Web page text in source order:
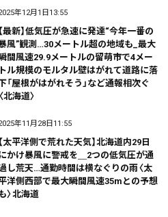
年12月1日13:55
【最新】低気圧が急速に発達“今年一番の
風”観測…30メートル超の地域も_最大
間風速29.9メートルの留萌市で4メー
トル規模のモルタル壁はがれて道路に落
「屋根がはがれそう」など通報相次ぐ
〈北海道〉
年11月28日11:55
【太平洋側で荒れた天気】北海道内29日
かけ暴風に警戒を＿2つの低気圧が通
し荒天…通勤時間は横なぐりの雨〈太
洋側西部で最大瞬間風速35mとの予想
〉北海道